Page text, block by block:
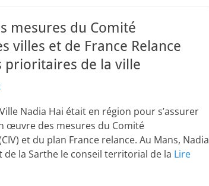
mesures du Comité
villes et de France Relance
prioritaires de la ville
Nadia Hai était en région pour s’assurer
œuvre des mesures du Comité
et du plan France relance. Au Mans, Nadia
de la Sarthe le conseil territorial de la Lire